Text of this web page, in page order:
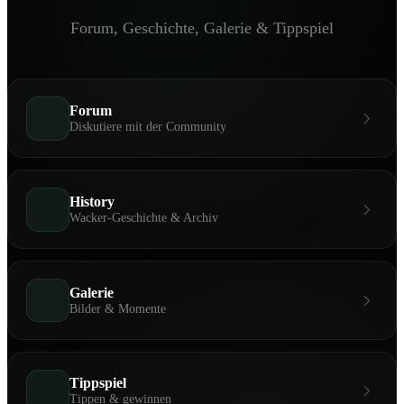
Forum, Geschichte, Galerie & Tippspiel
Forum
Diskutiere mit der Community
History
Wacker-Geschichte & Archiv
Galerie
Bilder & Momente
Tippspiel
Tippen & gewinnen